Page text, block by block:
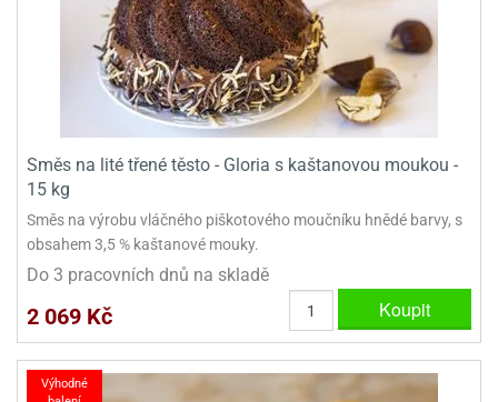
Směs na lité třené těsto - Gloria s kaštanovou moukou -
15 kg
Směs na výrobu vláčného piškotového moučníku hnědé barvy, s
obsahem 3,5 % kaštanové mouky.
Do 3 pracovních dnů na skladě
2 069 Kč Koupit
Výhodné